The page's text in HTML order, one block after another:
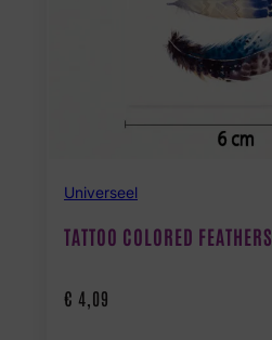
Universeel
TATTOO COLORED FEATHERS
€ 4,09